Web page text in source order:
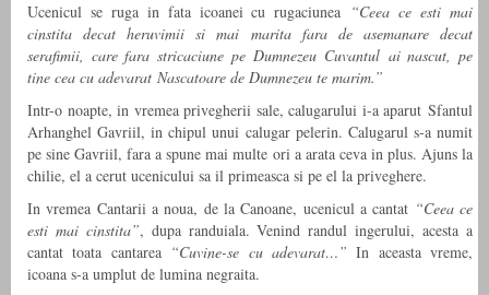
Ucenicul se ruga in fata icoanei cu rugaciunea “Ceea ce esti mai
cinstita decat heruvimii si mai marita fara de asemanare decat
serafimii, care fara stricaciune pe Dumnezeu Cuvantul ai nascut, pe
tine cea cu adevarat Nascatoare de Dumnezeu te marim.”
Intr-o noapte, in vremea privegherii sale, calugarului i-a aparut Sfantul
Arhanghel Gavriil, in chipul unui calugar pelerin. Calugarul s-a numit
pe sine Gavriil, fara a spune mai multe ori a arata ceva in plus. Ajuns la
chilie, el a cerut ucenicului sa il primeasca si pe el la priveghere.
In vremea Cantarii a noua, de la Canoane, ucenicul a cantat “Ceea ce
esti mai cinstita”, dupa randuiala. Venind randul ingerului, acesta a
cantat toata cantarea “Cuvine-se cu adevarat…” In aceasta vreme,
icoana s-a umplut de lumina negraita.